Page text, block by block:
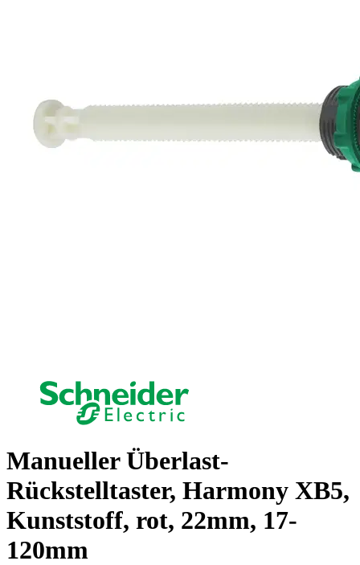
Manueller Überlast-
Rückstelltaster, Harmony XB5,
Kunststoff, rot, 22mm, 17-
120mm